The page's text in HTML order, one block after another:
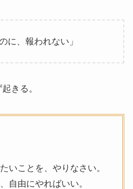
に、報われない」
きる。
いことを、やりなさい。
自由にやればいい。